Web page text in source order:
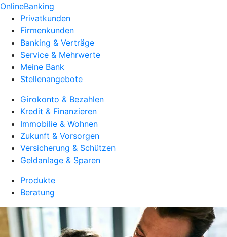
OnlineBanking
Privatkunden
Firmenkunden
Banking & Verträge
Service & Mehrwerte
Meine Bank
Stellenangebote
Girokonto & Bezahlen
Kredit & Finanzieren
Immobilie & Wohnen
Zukunft & Vorsorgen
Versicherung & Schützen
Geldanlage & Sparen
Produkte
Beratung